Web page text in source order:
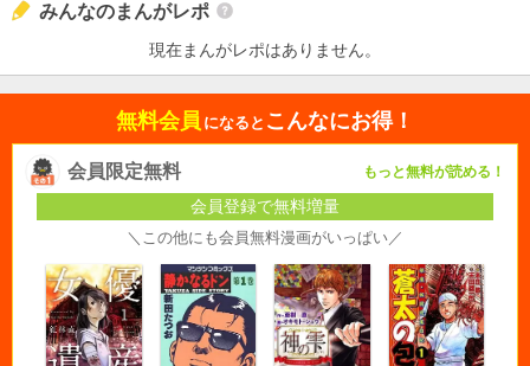
みんなのまんがレポ
現在まんがレポはありません。
無料会員 になると こんなにお得！
会員限定無料 もっと無料が読める！
会員登録で無料増量
＼この他にも会員無料漫画がいっぱい／